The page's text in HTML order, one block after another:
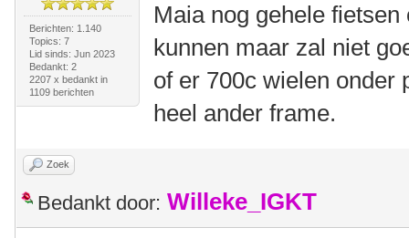
Berichten: 1.140
Topics: 7
Lid sinds: Jun 2023
Bedankt: 2
2207 x bedankt in
1109 berichten
Maia nog gehele
kunnen maar zal niet
of er 700c wielen onder
heel ander frame.
Zoek
Bedankt door: Willeke_IGKT